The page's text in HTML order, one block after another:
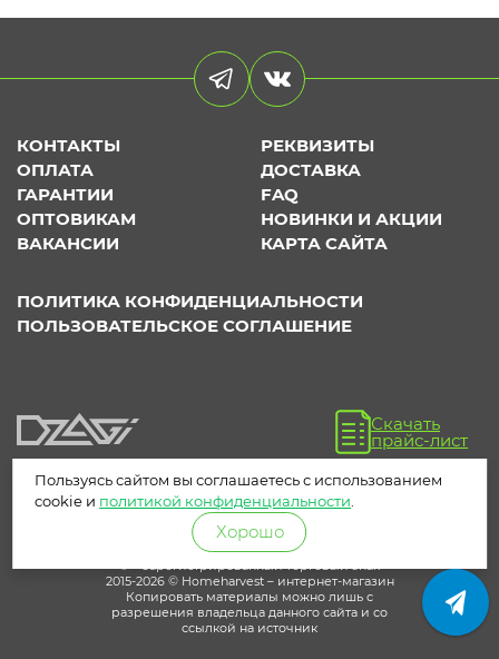
КОНТАКТЫ
РЕКВИЗИТЫ
ОПЛАТА
ДОСТАВКА
ГАРАНТИИ
FAQ
ОПТОВИКАМ
НОВИНКИ И АКЦИИ
ВАКАНСИИ
КАРТА САЙТА
ПОЛИТИКА КОНФИДЕНЦИАЛЬНОСТИ
ПОЛЬЗОВАТЕЛЬСКОЕ СОГЛАШЕНИЕ
Скачать
прайс-лист
® – зарегистрированный торговый знак
2015-2026 © Homeharvest – интернет-магазин
Копировать материалы можно лишь с
разрешения владельца данного сайта и со
ссылкой на источник
Пользуясь сайтом вы соглашаетесь с использованием
cookie и политикой конфиденциальности
Хорошо